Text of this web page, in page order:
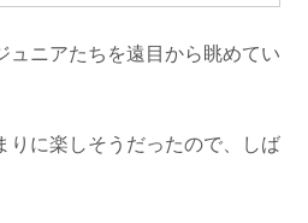
ュニアたちを遠目から眺めてい
りに楽しそうだったので、しば